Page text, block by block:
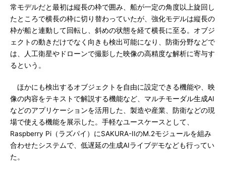
常モデルだと最初は縦長の枠で囲み、船が一定の角度以上旋回し
たところで横長の枠に切り替わっていたが、強化モデルは縦長の
枠が船と連動して回転し、斜めの状態を経て横長に至る。オブジ
ェクトの動きだけでなく向きも検出可能になり、防衛分野などで
は、人工衛星やドローンで撮影した映像の高精度な解析に寄与す
るという。
ほかにも検出するオブジェクトを自由に設定できる機能や、映
像の内容をテキストで解説する機能など、マルチモーダル生成AI
などのアプリケーションを活用した、製造や産業、防衛などの現
場で使える機能を展示した。手軽なユースケースとして、
Raspberry Pi（ラズパイ）にSAKURA-IIのM.2モジュールを組み
合わせたシステムで、低遅延の生成AIライブデモなども行ってい
た。